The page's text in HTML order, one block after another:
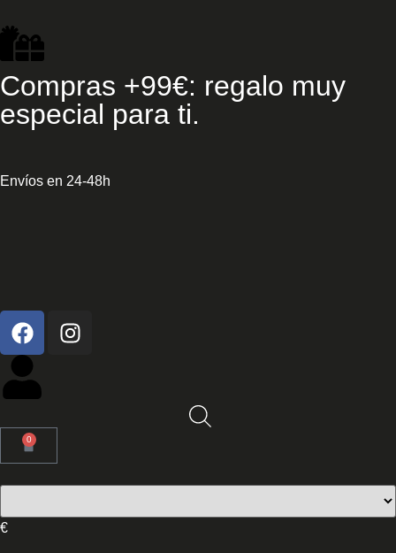
Compras +99€: regalo muy
especial para ti.
Envíos en 24-48h
0
€